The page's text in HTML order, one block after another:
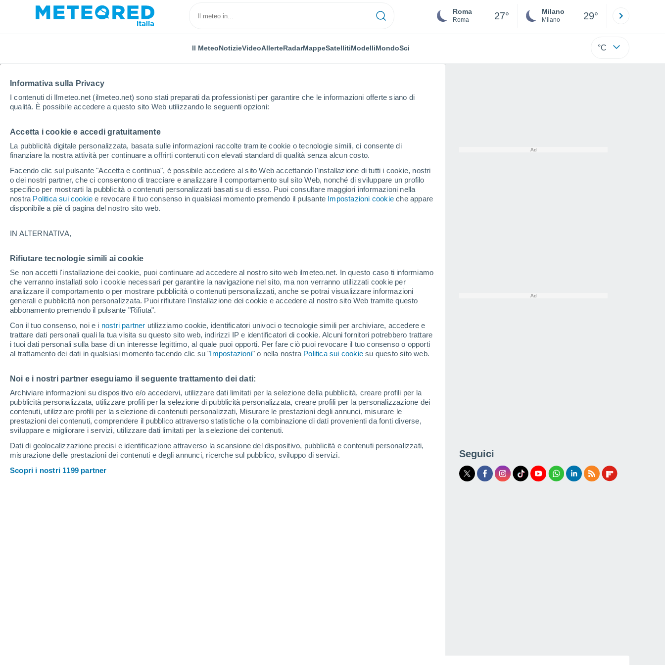
Informativa sulla Privacy
I contenuti di Ilmeteo.net (ilmeteo.net) sono stati preparati da professionisti per garantire che le informazioni offerte siano di
qualità. È possibile accedere a questo sito Web utilizzando le seguenti opzioni:
Accetta i cookie e accedi gratuitamente
La pubblicità digitale personalizzata, basata sulle informazioni raccolte tramite cookie o tecnologie simili, ci consente di
finanziare la nostra attività per continuare a offrirti contenuti con elevati standard di qualità senza alcun costo.
Facendo clic sul pulsante "Accetta e continua", è possibile accedere al sito Web accettando l'installazione di tutti i cookie, nostri
o dei nostri partner, che ci consentono di tracciare e analizzare il comportamento sul sito Web, nonché di sviluppare un profilo
specifico per mostrarti la pubblicità o contenuti personalizzati basati su di esso. Puoi consultare maggiori informazioni nella
nostra Politica sui cookie e revocare il tuo consenso in qualsiasi momento premendo il pulsante Impostazioni cookie che appare
disponibile a piè di pagina del nostro sito web.
IN ALTERNATIVA,
Rifiutare tecnologie simili ai cookie
Se non accetti l'installazione dei cookie, puoi continuare ad accedere al nostro sito web ilmeteo.net. In questo caso ti informiamo
che verranno installati solo i cookie necessari per garantire la navigazione nel sito, ma non verranno utilizzati cookie per
analizzare il comportamento o per mostrare pubblicità o contenuti personalizzati, anche se potrai visualizzare informazioni
generali e pubblicità non personalizzata. Puoi rifiutare l'installazione dei cookie e accedere al nostro sito Web tramite questo
abbonamento premendo il pulsante "Rifiuta".
Con il tuo consenso, noi e i nostri partner utilizziamo cookie, identificatori univoci o tecnologie simili per archiviare, accedere e
trattare dati personali quali la tua visita su questo sito web, indirizzi IP e identificatori di cookie. Alcuni fornitori potrebbero trattare
i tuoi dati personali sulla base di un interesse legittimo, al quale puoi opporti. Per fare ciò puoi revocare il tuo consenso o opporti
al trattamento dei dati in qualsiasi momento facendo clic su "Impostazioni" o nella nostra Politica sui cookie su questo sito web.
Noi e i nostri partner eseguiamo il seguente trattamento dei dati:
Archiviare informazioni su dispositivo e/o accedervi, utilizzare dati limitati per la selezione della pubblicità, creare profili per la
pubblicità personalizzata, utilizzare profili per la selezione di pubblicità personalizzata, creare profili per la personalizzazione dei
contenuti, utilizzare profili per la selezione di contenuti personalizzati, Misurare le prestazioni degli annunci, misurare le
prestazioni dei contenuti, comprendere il pubblico attraverso statistiche o la combinazione di dati provenienti da fonti diverse,
sviluppare e migliorare i servizi, utilizzare dati limitati per la selezione dei contenuti.
Dati di geolocalizzazione precisi e identificazione attraverso la scansione del dispositivo, pubblicità e contenuti personalizzati,
misurazione delle prestazioni dei contenuti e degli annunci, ricerche sul pubblico, sviluppo di servizi.
Scopri i nostri 1199 partner
Roma
Roma 27° Milano
Milano 29°
Il MeteoNotizieVideoAllerteRadarMappeSatellitiModelliMondoSci °C
Home Spagna Castiglia-La Mancia
Il Meteo nella Provincia di Cuenca
Oggi, 7 agosto Tutto il giorno Simbolo
21°
Honrubia
37°
20°
Motilla del
Palancar
39°
22°
Las
37°
19°
La Pesquera
21°
Quintanar
del Rey
38°
22°
Clemente
34°
17°
San Martín
38°
21°
34°
17°
21°
Tarancón
Tragacete
Villamayor
de Santiago
37°
Fuentes
37°
20°
Villarejo-
32°
17°
Zafrilla
Buendía Cañaveras
36°
17°
Carboneras
Cuenca
Chumillas
37°
21°
Ledaña
36°
20°
Ribatajada
Seguici